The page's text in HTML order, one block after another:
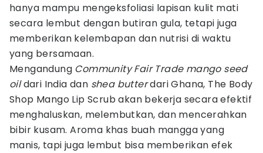
hanya mampu mengeksfoliasi lapisan kulit mati
secara lembut dengan butiran gula, tetapi juga
memberikan kelembapan dan nutrisi di waktu
yang bersamaan.
Mengandung Community Fair Trade mango seed
oildari India dan shea butterdari Ghana, The Body
Shop Mango Lip Scrub akan bekerja secara efektif
menghaluskan, melembutkan, dan mencerahkan
bibir kusam. Aroma khas buah mangga yang
manis, tapi juga lembut bisa memberikan efek